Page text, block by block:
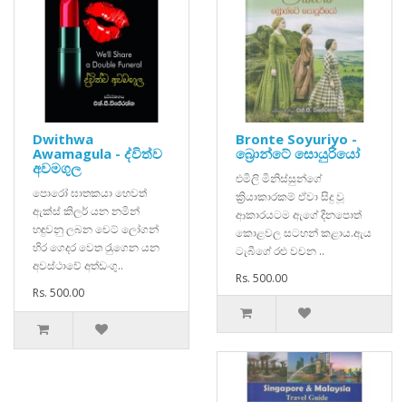
Dwithwa
Awamagula - ද්විත්ව
අවමගුල
පොරෝ ඝාතකයා හෙවත්
ඇක්ස් කිලර් යන නමින්
හඳුවනු ලබන චෙට් ලෝගන්
හිර ගෙදර වෙත රැුගෙන යන
අවස්ථාවේ අත්ඩංගු..
Rs. 500.00
Bronte Soyuriyo -
බ්‍රොන්ටේ සොයුරියෝ
එමිලි මිනිස්සුන්ගේ
ක්‍රියාකාරකම් ඒවා සිදු වූ
ආකාරයටම ඇගේ දිනපොත්
කොළවල සටහන් කළාය.ඇය
ටැබීගේ රළු වචන ..
Rs. 500.00